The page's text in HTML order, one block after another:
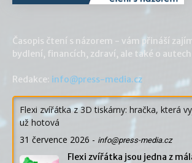
Časopis čtení s názorem - vám přináší
bydlení, financích, zdraví, ale také o
Redakce: info@press-media.cz
Flexi zvířátka z 3D tiskárny: hračka, která
už hotová
31 července 2026 - info@press-media.cz
Flexi zvířátka jsou jedna z